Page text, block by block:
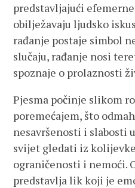
predstavljajući
obilježavaju ljudsko
rađanje postaje simbol
slučaju, rađanje nosi
spoznaje o prolaznosti
Pjesma počinje slikom
poremećajem, što
nesavršenosti i slabosti
svijet gledati iz
ograničenosti i nemoći.
predstavlja lik koji je